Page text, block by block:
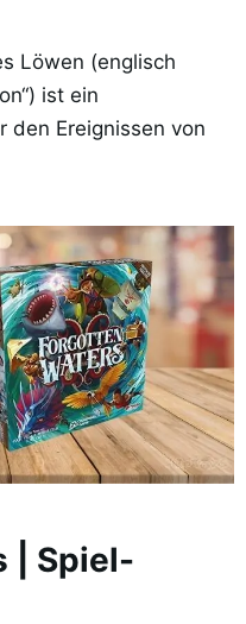
Löwen (englisch
ist ein
den Ereignissen von
| Spiel-